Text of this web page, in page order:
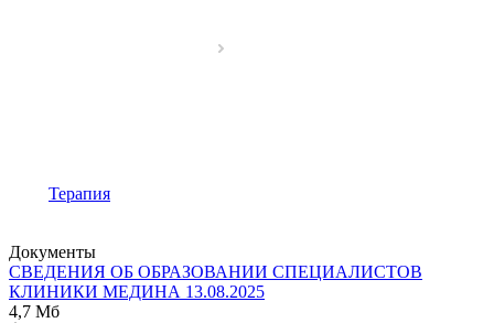
Терапия
Документы
СВЕДЕНИЯ ОБ ОБРАЗОВАНИИ СПЕЦИАЛИСТОВ
КЛИНИКИ МЕДИНА 13.08.2025
4,7 Мб